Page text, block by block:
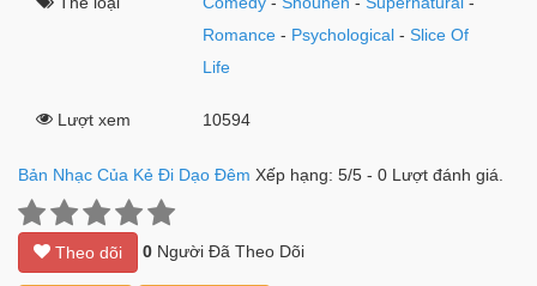
Romance - Psychological -Slice Of
Life
Lượt xem 10594
Bản Nhạc Của Kẻ Đi Dạo Đêm Xếp hạng: 5/5 - 0 Lượt đánh giá.
Theo dõi 0 Người Đã Theo Dõi